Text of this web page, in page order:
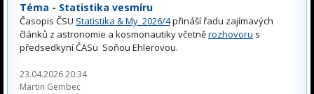
Téma - Statistika vesmíru
Časopis ČSU Statistika & My 2026/4přináší řadu zajímavých
článků z astronomie a kosmonautiky včetněrozhovoru s
předsedkyní ČASu Soňou Ehlerovou.
23.04.2026 20:34
Martin Gembec